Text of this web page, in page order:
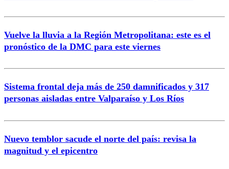
Enviar comentario
Vuelve la lluvia a la Región Metropolitana: este es el
pronóstico de la DMC para este viernes
Sistema frontal deja más de 250 damnificados y 317
personas aisladas entre Valparaíso y Los Ríos
Nuevo temblor sacude el norte del país: revisa la
magnitud y el epicentro